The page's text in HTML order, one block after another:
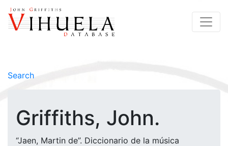
Search
Griffiths, John.
“Jaen, Martin de”. Diccionario de la música